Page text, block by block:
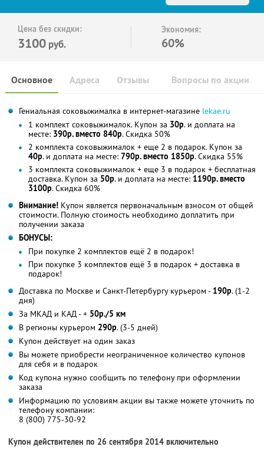
Цена без скидки:
3100 руб.
Экономия:
60%
Основное Отзывы Вопросы по акции
Адреса
Гениальная соковыжималка в интернет-магазине lekae.ru
1 комплект соковыжималок. Купон за 30р. и доплата на
месте: 390р. вместо 840р. Скидка 50%
2 комплекта соковыжималок + еще 2 в подарок. Купон за
40р. и доплата на месте: 790р. вместо 1850р. Скидка 55%
3 комплекта соковыжималок + еще 3 в подарок + бесплатная
доставка. Купон за 50р. и доплата на месте: 1190р. вместо
3100р. Скидка 60%
Внимание! Купон является первоначальным взносом от общей
стоимости. Полную стоимость необходимо доплатить при
получении заказа
БОНУСЫ:
При покупке 2 комплектов ещё 2 в подарок!
При покупке 3 комплектов ещё 3 в подарок + доставка в
подарок!
Доставка по Москве и Санкт-Петербургу курьером - 190р. (1-2
дня)
За МКАД и КАД - + 50р./5 км
В регионы курьером 290р. (3-5 дней)
Купон действует на один заказ
Вы можете приобрести неограниченное количество купонов
для себя и в подарок
Код купона нужно сообщить по телефону при оформлении
заказа
Информацию по условиям акции вы также можете уточнить по
телефону компании:
8 (800) 775-30-92
Купон действителен по 26 сентября 2014 включительно